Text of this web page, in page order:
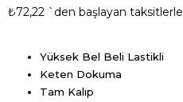
₺72,22 `den başlayan taksitlerle
Yüksek Bel Beli Lastikli
Keten Dokuma
Tam Kalıp